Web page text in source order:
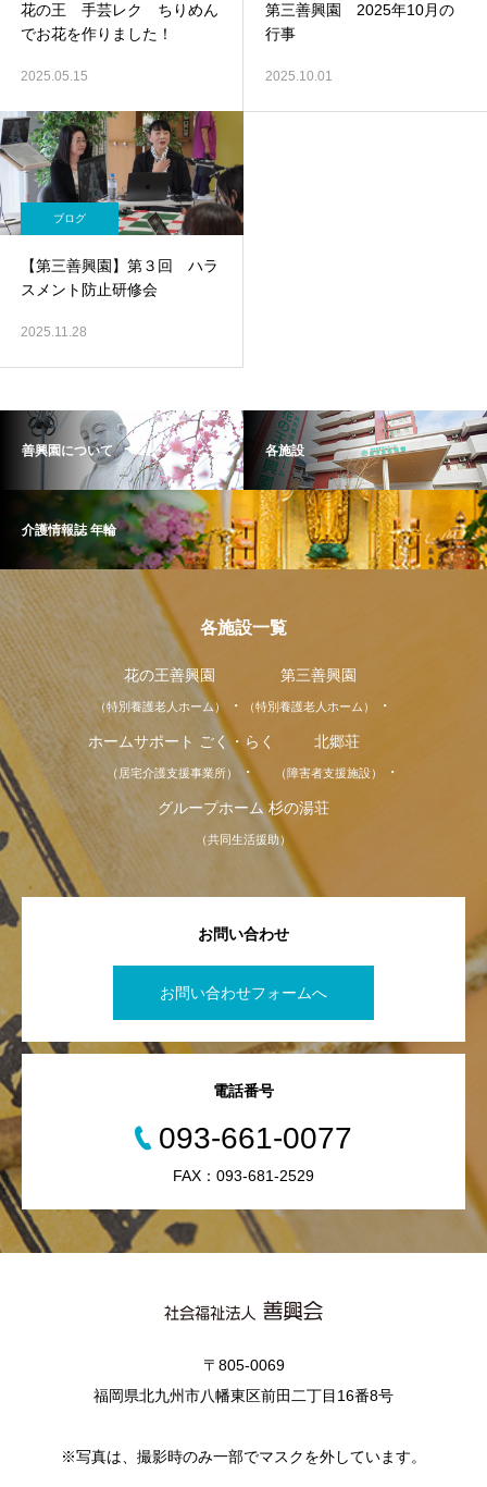
花の王 手芸レク ちりめん
でお花を作りました！
2025.05.15
第三善興園 2025年10月の
行事
2025.10.01
ブログ
【第三善興園】第３回 ハラ
スメント防止研修会
2025.11.28
善興園について 各施設
介護情報誌 年輪
各施設一覧
花の王善興園
（特別養護老人ホーム）
第三善興園
（特別養護老人ホーム）
ホームサポート ごく・らく
（居宅介護支援事業所）
北郷荘
（障害者支援施設）
グループホーム 杉の湯荘
（共同生活援助）
お問い合わせ
お問い合わせフォームへ
電話番号
093-661-0077
FAX：093-681-2529
〒805-0069
福岡県北九州市八幡東区前田二丁目16番8号
※写真は、撮影時のみ一部でマスクを外しています。